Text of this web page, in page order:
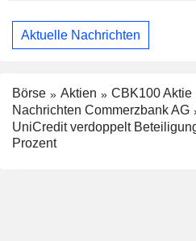
Aktuelle Nachrichten
Börse Aktien
CBK100 Aktie
Nachrichten Commerzbank AG
UniCredit verdoppelt
Prozent